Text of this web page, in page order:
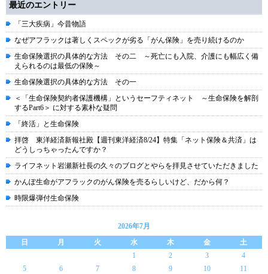
最近のエントリー
「三大疾病」今昔物語
なぜアフラックは著しくスペックが劣る「がん保険」を売り続けるのか
生命保険選択の具体的な方法 その二 ～死亡にも入院、介護にも幅広く備
えられるのは最低の保険～
生命保険選択の具体的な方法 その一
＜「生命保険契約者保護機構」というセーフティネット ～生命保険を解剖
するPart6＞ に対する素朴な疑問
「終活」と生命保険
拝啓 東洋経済新報社殿【週刊東洋経済8/24】特集「ネット保険＆共済」は
どうしっちゃったんですか？
ライフネット岩瀬新社長の久々のブログとやらを拝見させていただきました
かんぽ生命がアフラックのがん保険を売るらしいけど、だから何？
時限爆弾付生命保険
2026年7月
日
月 火 水 木 金
土
1
2 3
4
5
6 7 8 9 10
11